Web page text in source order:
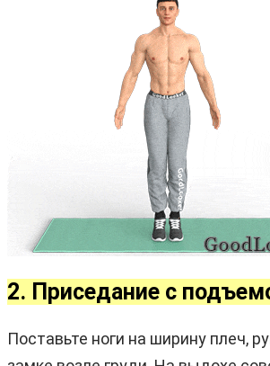
2. Приседание с
Поставьте ноги на ширину плеч,